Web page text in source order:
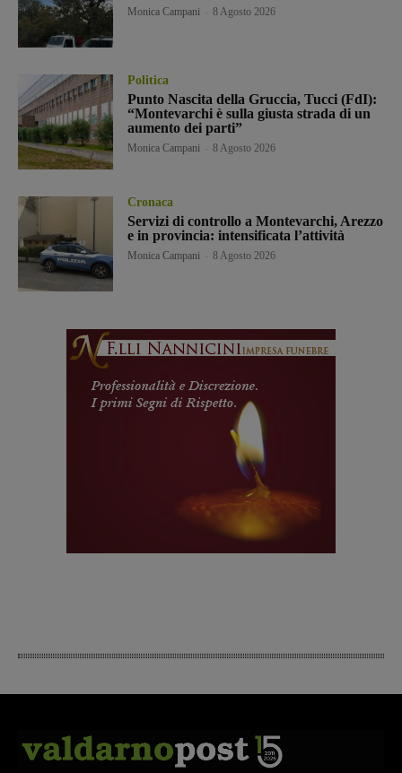
Monica Campani 8 Agosto 2026
Politica
Punto Nascita della Gruccia, Tucci (FdI):
“Montevarchi è sulla giusta strada di un
aumento dei parti”
Monica Campani 8 Agosto 2026
Cronaca
Servizi di controllo a Montevarchi, Arezzo
e in provincia: intensificata l’attività
Monica Campani 8 Agosto 2026